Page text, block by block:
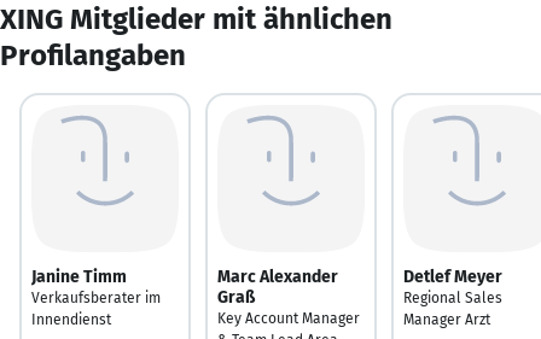
XING Mitglieder mit ähnlichen
Profilangaben
Janine Timm
Verkaufsberater im
Innendienst
Marc Alexander
Graß
Key Account Manager
Detlef Meyer
Regional Sales
Manager Arzt